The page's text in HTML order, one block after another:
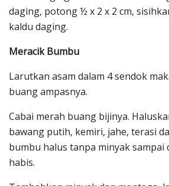
daging, potong ½ x 2 x 2 cm,
kaldu daging.
Meracik Bumbu
Larutkan asam dalam 4 sendok
buang ampasnya.
Cabai merah buang bijinya.
bawang putih, kemiri, jahe, terasi
bumbu halus tanpa minyak sampai
habis.